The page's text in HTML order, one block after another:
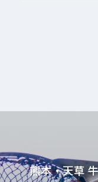
熊本・天草